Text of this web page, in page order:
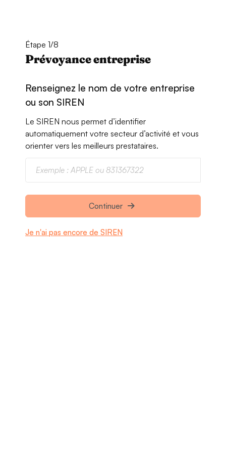
Étape 1/8
Prévoyance entreprise
Renseignez le nom de votre entreprise
ou son SIREN
Le SIREN nous permet d’identifier
automatiquement votre secteur d’activité et vous
orienter vers les meilleurs prestataires.
Continuer
Je n'ai pas encore de SIREN